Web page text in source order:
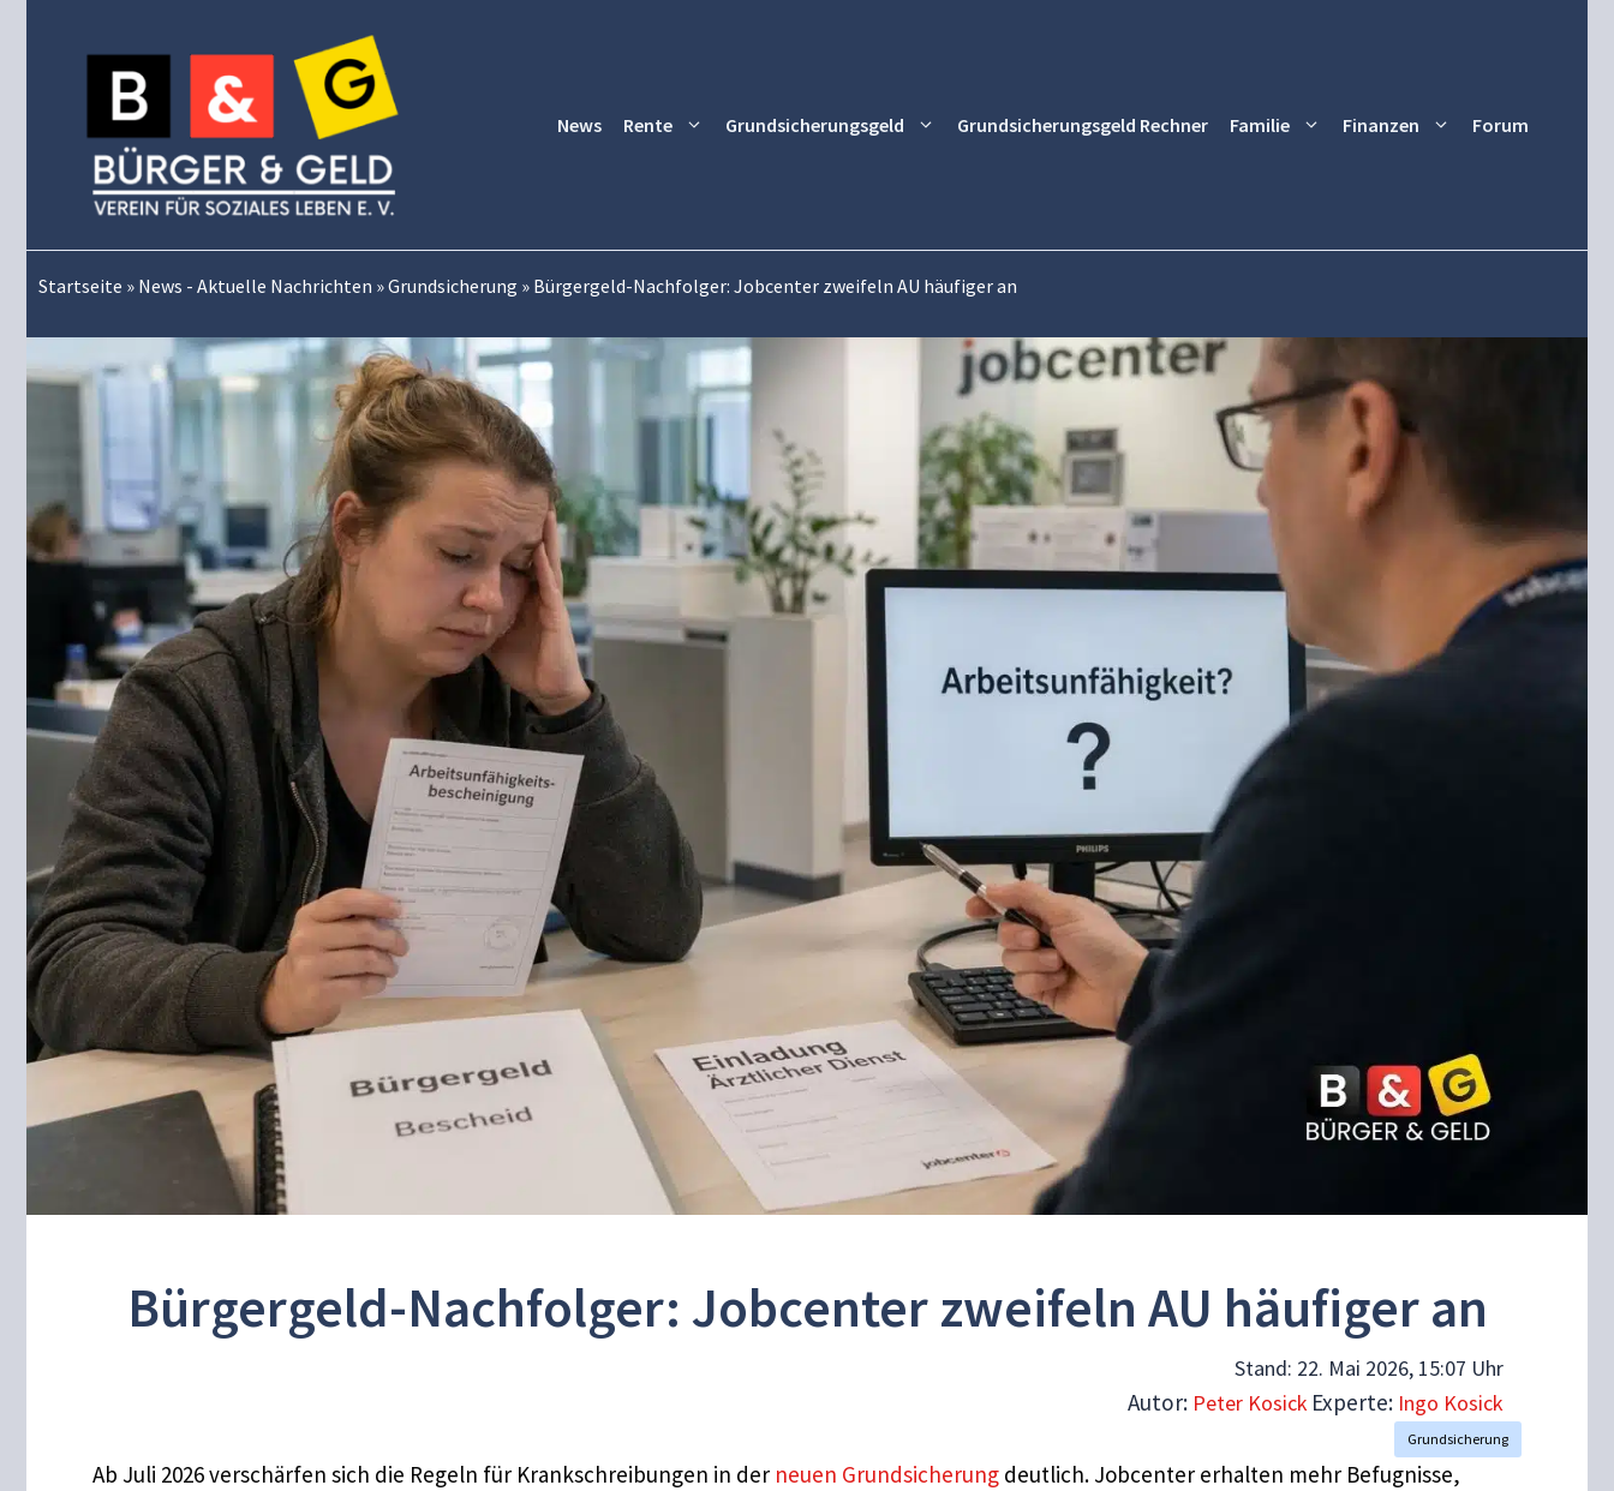
News Rente Grundsicherungsgeld Grundsicherungsgeld Rechner Familie Finanzen Forum
Startseite » News - Aktuelle Nachrichten »Grundsicherung » Bürgergeld-Nachfolger: Jobcenter zweifeln AU häufiger an
Bürgergeld-Nachfolger: Jobcenter zweifeln AU häufiger an
Stand: 22. Mai 2026, 15:07 Uhr
Autor: Peter Kosick Experte: Ingo Kosick
Grundsicherung
Ab Juli 2026 verschärfen sich die Regeln für Krankschreibungen in der neuen Grundsicherung deutlich. Jobcenter erhalten mehr Befugnisse,